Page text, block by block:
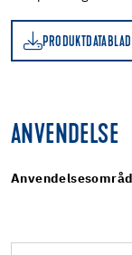
PRODUKTDATABLAD
ANVENDELSE